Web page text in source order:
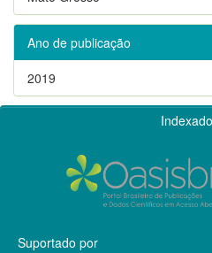
Ano de publicação
2019
Suportado por